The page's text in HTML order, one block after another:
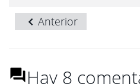
Anterior
Hay 8